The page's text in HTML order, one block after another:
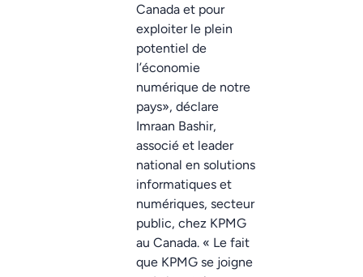
Canada et pour
exploiter le plein
potentiel de
l’économie
numérique de notre
pays», déclare
Imraan Bashir,
associé et leader
national en solutions
informatiques et
numériques, secteur
public, chez KPMG
au Canada. « Le fait
que KPMG se joigne